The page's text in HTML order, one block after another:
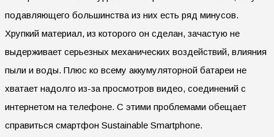
подавляющего большинства из них есть ряд минусов.
Хрупкий материал, из которого он сделан, зачастую не
выдерживает серьезных механических воздействий, влияния
пыли и воды. Плюс ко всему аккумуляторной батареи не
хватает надолго из-за просмотров видео, соединений с
интернетом на телефоне. С этими проблемами обещает
справиться смартфон Sustainable Smartphone.